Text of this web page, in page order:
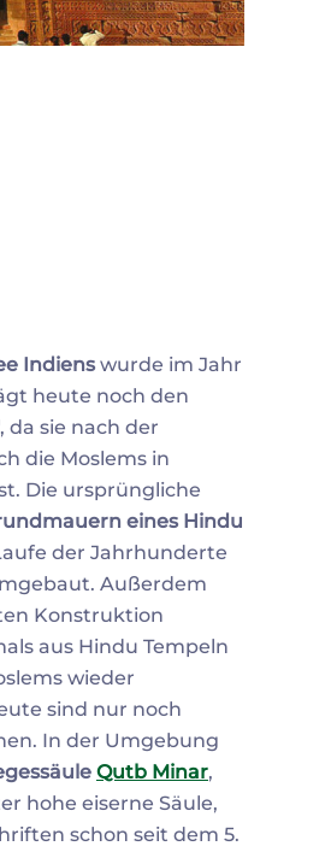
Indienswurde im Jahr
heute noch den
, da sie nach der
die Moslems in
Die ursprüngliche
eines Hindu
der Jahrhunderte
Außerdem
Konstruktion
aus Hindu Tempeln
wieder
sind nur noch
In der Umgebung
Qutb Minar,
hohe eiserne Säule,
schon seit dem 5.